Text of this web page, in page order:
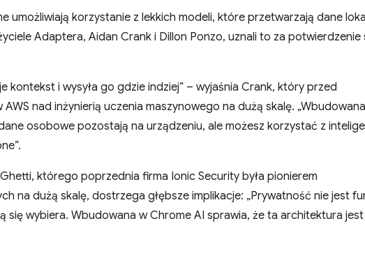
umożliwiają korzystanie z lekkich modeli, które przetwarzają dane
Adaptera, Aidan Crank i Dillon Ponzo, uznali to za potwierdzenie
kontekst i wysyła go gdzie indziej” – wyjaśnia Crank, który przed
nad inżynierią uczenia maszynowego na dużą skalę.
osobowe pozostają na urządzeniu, ale możesz korzystać z
którego poprzednia firma Ionic Security była pionierem
na dużą skalę, dostrzega głębsze implikacje: „Prywatność nie jest
się wybiera. Wbudowana w Chrome AI sprawia, że ta architektura jest